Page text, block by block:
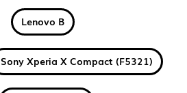
Lenovo B
Sony Xperia X Compact (F5321)